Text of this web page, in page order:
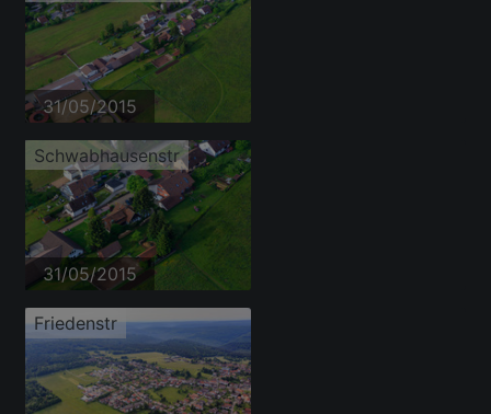
31/05/2015
Schwabhausenstr
31/05/2015
Friedenstr